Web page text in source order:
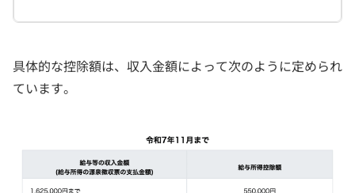
具体的な控除額は、収入金額によって次のように定められ
ています。